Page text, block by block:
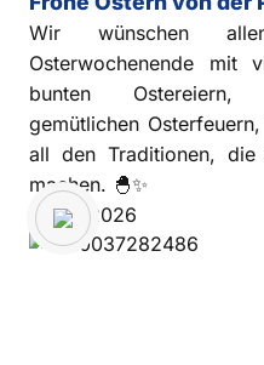
Wir wünschen
Osterwochenende
bunten Ostereiern,
gemütlichen
all den Traditionen,
machen. 🐣✨
02.04.2026